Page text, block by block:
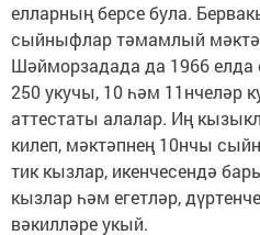
елларның берсе була.
сыйныфлар тәмамлый
Шәйморзадада да 1966
250 укучы, 10 һәм 11нчеләр
аттестаты алалар. Иң
килеп, мәктәпнең 10нчы
тик кызлар, икенчесендә
кызлар һәм егетләр,
вәкилләре укый.